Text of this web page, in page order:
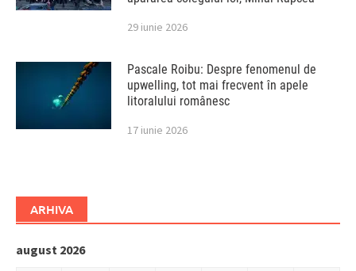
29 iunie 2026
Pascale Roibu: Despre fenomenul de
upwelling, tot mai frecvent în apele
litoralului românesc
17 iunie 2026
ARHIVA
august 2026